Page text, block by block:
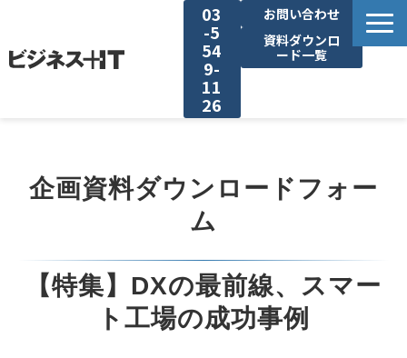
03
-5
54
9-
11
26
お問い合わせ
資料ダウンロ
ード一覧
セミナー集客がしたい
アンケート調査がしたい
企画資料ダウンロードフォー
ム
【特集】DXの最前線、スマー
ト工場の成功事例